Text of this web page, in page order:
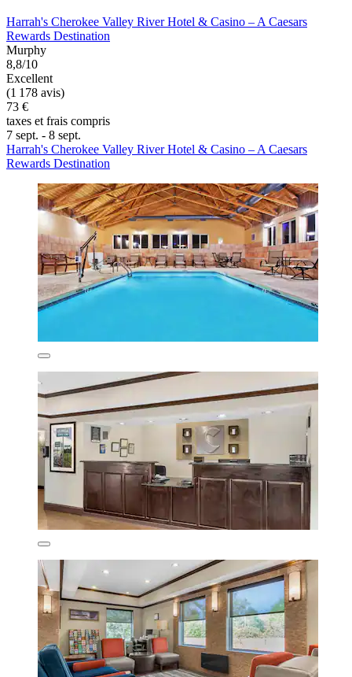
Harrah's Cherokee Valley River Hotel & Casino – A Caesars
Rewards Destination
Murphy
8,8/10
Excellent
(1 178 avis)
73 €
taxes et frais compris
7 sept. - 8 sept.
Harrah's Cherokee Valley River Hotel & Casino – A Caesars
Rewards Destination